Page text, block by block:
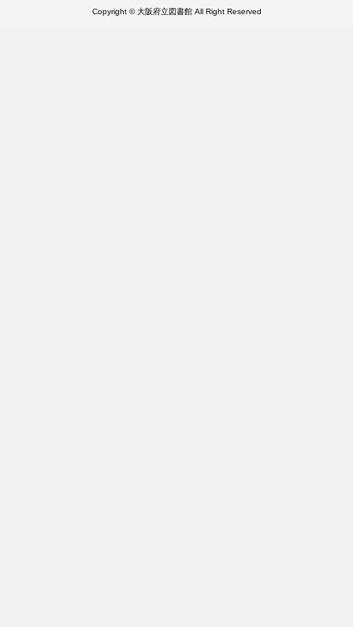
Copyright © 大阪府立図書館 All Right Reserved